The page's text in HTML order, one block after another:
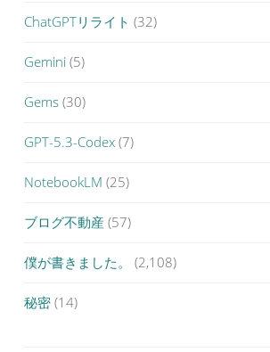
ChatGPTリライト (32)
Gemini (5)
Gems (30)
GPT-5.3-Codex (7)
NotebookLM (25)
ブログ不動産 (57)
僕が書きました。 (2,108)
秘密 (14)